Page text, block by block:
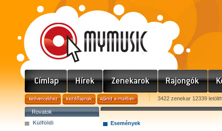
3422 zenekar 12339
Rovatok
Külföldi
Események